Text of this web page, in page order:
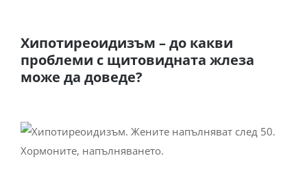
Хипотиреоидизъм – до какви
проблеми с щитовидната жлеза
може да доведе?